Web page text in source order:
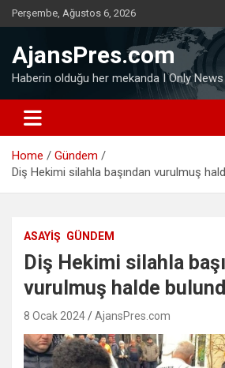
Skip
to
Perşembe, Ağustos 6, 2026
AjansPres.com
Haberin olduğu her mekanda I Only News
Home
Gündem
Diş Hekimi silahla başından vurulmuş
ASAYIŞ GÜNDEM
Diş Hekimi silahla
vurulmuş halde
8 Ocak 2024 AjansPres.com